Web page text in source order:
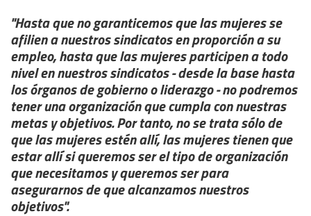
"Hasta que no garanticemos que las mujeres se
afilien a nuestros sindicatos en proporción a su
empleo, hasta que las mujeres participen a todo
nivel en nuestros sindicatos - desde la base hasta
los órganos de gobierno o liderazgo - no podremos
tener una organización que cumpla con nuestras
metas y objetivos. Por tanto, no se trata sólo de
que las mujeres estén allí, las mujeres tienen que
estar allí si queremos ser el tipo de organización
que necesitamos y queremos ser para
asegurarnos de que alcanzamos nuestros
objetivos".